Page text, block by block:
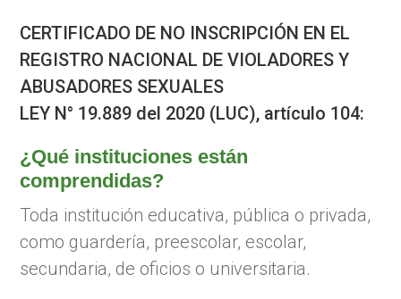
CERTIFICADO DE NO INSCRIPCIÓN EN EL
REGISTRO NACIONAL DE VIOLADORES Y
ABUSADORES SEXUALES
LEY N° 19.889 del 2020 (LUC), artículo 104:
¿Qué instituciones están
comprendidas?
Toda institución educativa, pública o privada,
como guardería, preescolar, escolar,
secundaria, de oficios o universitaria.